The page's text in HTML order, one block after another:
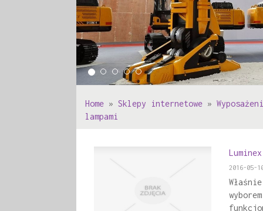
Home » Sklepy internetowe »
lampami
2016-05-